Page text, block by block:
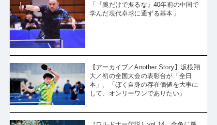
「『腕だけで振るな』40年前の中国で
学んだ現代卓球に通ずる基本」
【アーカイブ／Another Story】坂根翔
大／初の全国大会の表彰台が「全日
本」。「ぼく自身の存在価値を大事に
して、オンリーワンでありたい」